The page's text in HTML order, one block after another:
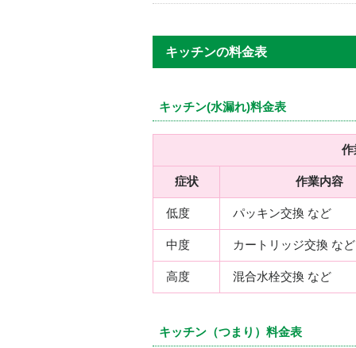
キッチンの料金表
キッチン(水漏れ)料金表
作
症状 作業内容
低度 パッキン交換 など
中度 カートリッジ交換 など
高度 混合水栓交換 など
キッチン（つまり）料金表